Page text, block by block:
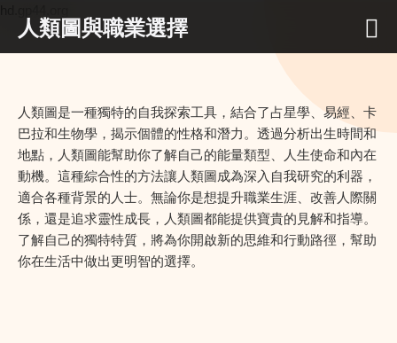
人類圖與職業選擇
人類圖是一種獨特的自我探索工具，結合了占星學、易經、卡
巴拉和生物學，揭示個體的性格和潛力。透過分析出生時間和
地點，人類圖能幫助你了解自己的能量類型、人生使命和內在
動機。這種綜合性的方法讓人類圖成為深入自我研究的利器，
適合各種背景的人士。無論你是想提升職業生涯、改善人際關
係，還是追求靈性成長，人類圖都能提供寶貴的見解和指導。
了解自己的獨特特質，將為你開啟新的思維和行動路徑，幫助
你在生活中做出更明智的選擇。